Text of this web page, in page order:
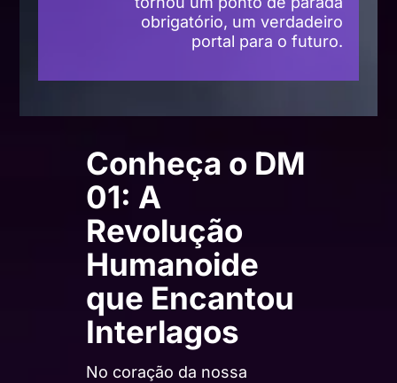
obrigatório, um verdadeiro
portal para o futuro.
Conheça o DM
01: A
Revolução
Humanoide
que Encantou
Interlagos
No coração da nossa